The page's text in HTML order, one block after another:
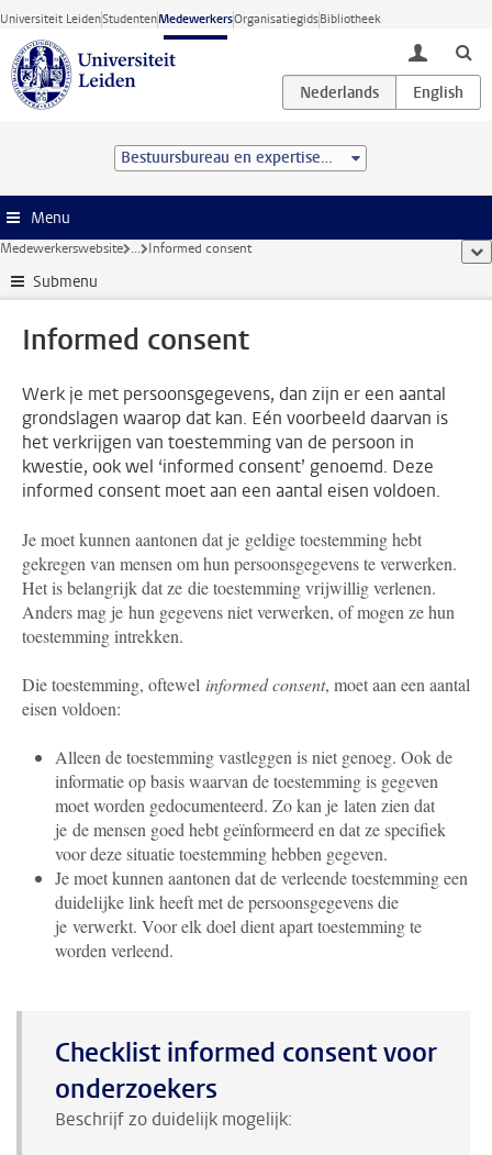
Ga direct naar de inhoud
Universiteit LeidenStudentenMedewerkersOrganisatiegidsBibliotheek
toggle
Bestuursbureau en expertisecentra
Menu
Medewerkerswebsite ... Informed consent
Submenu
Informed consent
Werk je met persoonsgegevens, dan zijn er een aantal
grondslagen waarop dat kan. Eén voorbeeld daarvan is
het verkrijgen van toestemming van de persoon in
kwestie, ook wel ‘informed consent’ genoemd. Deze
informed consent moet aan een aantal eisen voldoen.
Je moet kunnen aantonen dat je geldige toestemming hebt
gekregen van mensen om hun persoonsgegevens te verwerken.
Het is belangrijk dat ze die toestemming vrijwillig verlenen.
Anders mag je hun gegevens niet verwerken, of mogen ze hun
toestemming intrekken.
Die toestemming, oftewel informed consent, moet aan een aantal
eisen voldoen:
Alleen de toestemming vastleggen is niet genoeg. Ook de
informatie op basis waarvan de toestemming is gegeven
moet worden gedocumenteerd. Zo kan je laten zien dat
je de mensen goed hebt geïnformeerd en dat ze specifiek
voor deze situatie toestemming hebben gegeven.
Je moet kunnen aantonen dat de verleende toestemming een
duidelijke link heeft met de persoonsgegevens die
je verwerkt. Voor elk doel dient apart toestemming te
worden verleend.
Checklist informed consent voor
onderzoekers
Beschrijf zo duidelijk mogelijk: